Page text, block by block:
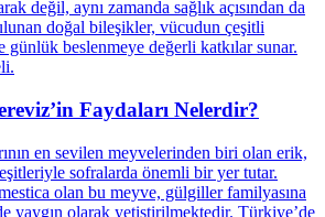
Faydaları Nelerdir?